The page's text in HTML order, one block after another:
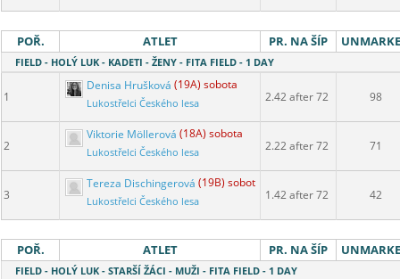
POŘ. ATLET PR. NA ŠÍP
FIELD - HOLÝ LUK - KADETI - ŽENY - FITA FIELD - 1 DAY
1
Denisa Hrušková (19A) sobota
Lukostřelci Českého lesa 2.42 after 72 98
2
Viktorie Möllerová (18A) sobota
Lukostřelci Českého lesa 2.22 after 72 71
3
Tereza Dischingerová (19B) sobota
Lukostřelci Českého lesa 1.42 after 72 42
POŘ. ATLET PR. NA ŠÍP
FIELD - HOLÝ LUK - STARŠÍ ŽÁCI - MUŽI - FITA FIELD - 1 DAY